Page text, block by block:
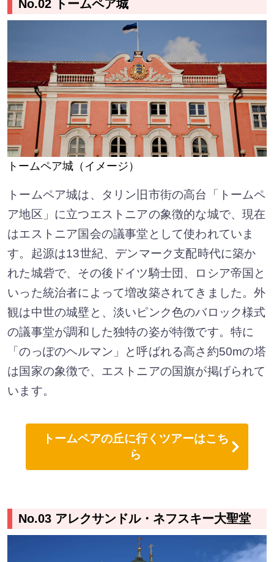
No.02 トームペア城
トームペア城（イメージ）
トームペア城は、タリン旧市街の高台「トームペ
ア地区」に立つエストニアの象徴的な城で、現在
はエストニア国会の議事堂として使われていま
す。起源は13世紀、デンマーク支配時代に築か
れた城砦で、その後ドイツ騎士団、ロシア帝国と
いった統治者によって増改築されてきました。外
観は中世の城壁と、淡いピンク色のバロック様式
の議事堂が調和した独特の姿が特徴です。特に
「のっぽのヘルマン」と呼ばれる高さ約50mの塔
は国家の象徴で、エストニアの国旗が掲げられて
います。
トームペアの丘に行くツアーはこち
ら
No.03 アレクサンドル・ネフスキー大聖堂